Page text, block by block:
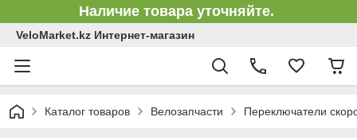
Наличие товара уточняйте.
VeloMarket.kz Интернет-магазин
Каталог товаров Велозапчасти Переключатели